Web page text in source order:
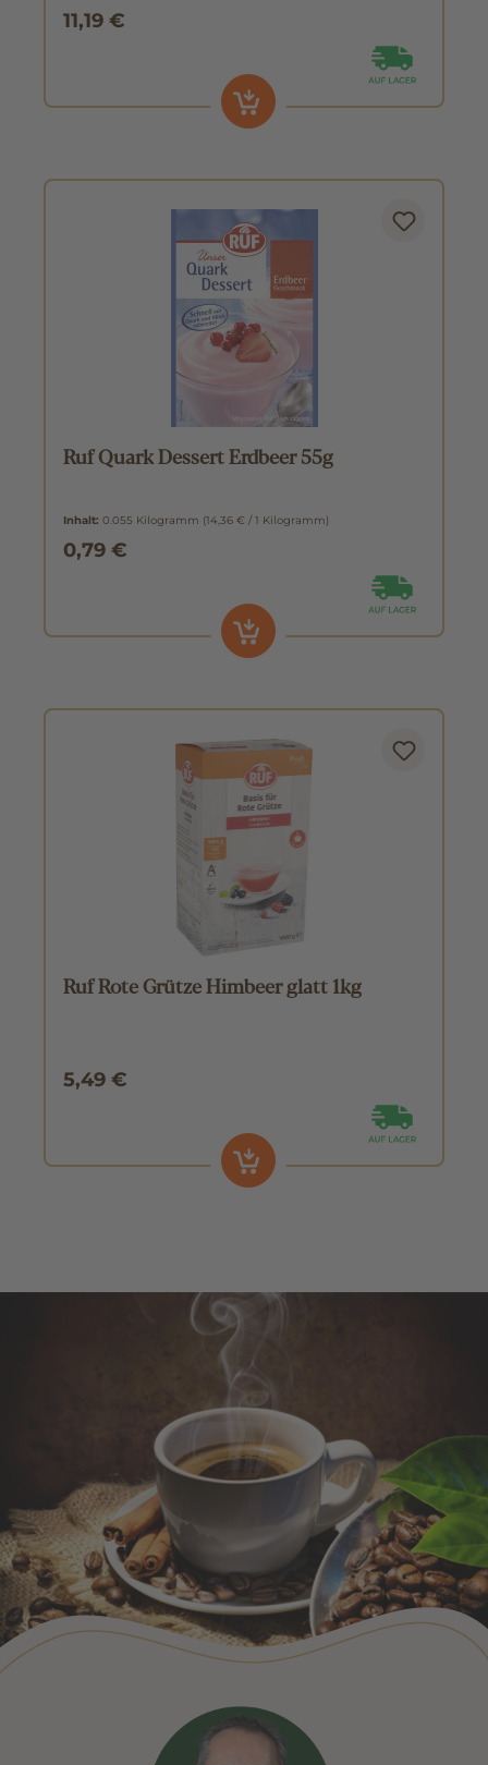
11,19 €
Ruf Quark Dessert Erdbeer 55g
Inhalt: 0.055 Kilogramm (14,36 € / 1 Kilogramm)
0,79 €
Ruf Rote Grütze Himbeer glatt 1kg
5,49 €